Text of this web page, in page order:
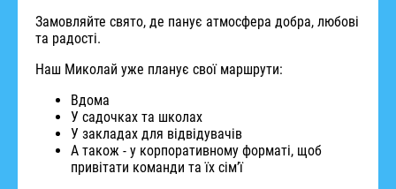
Замовляйте свято, де панує атмосфера добра, любові
та радості.
Наш Миколай уже планує свої маршрути:
Вдома
У садочках та школах
У закладах для відвідувачів
А також - у корпоративному форматі, щоб
привітати команди та їх сімʼї